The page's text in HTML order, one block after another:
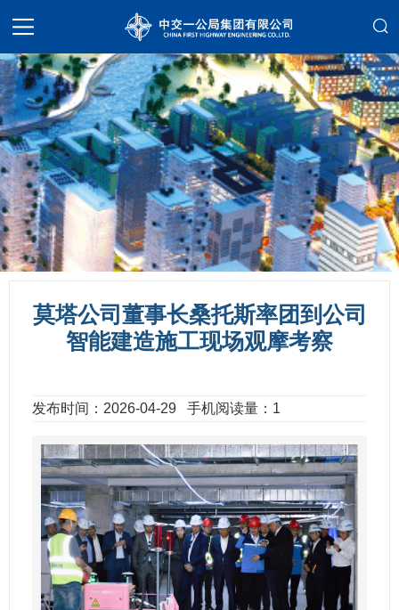
莫塔公司董事长桑托斯率团到公司
智能建造施工现场观摩考察
发布时间：2026-04-29 手机阅读量：1